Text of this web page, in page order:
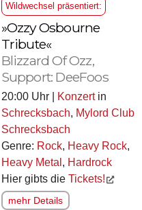
Wildwechsel präsentiert:
»Ozzy Osbourne
Tribute«
Blizzard Of Ozz,
Support: DeeFoos
20:00 Uhr | Konzertin
Schrecksbach, Mylord Club
Schrecksbach
Genre: Rock, Heavy Rock,
Heavy Metal , Hardrock
Hier gibts die Tickets!
mehr Details